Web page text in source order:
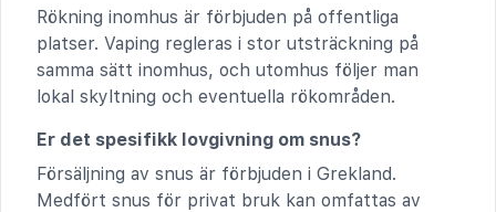
Rökning inomhus är förbjuden på offentliga
platser. Vaping regleras i stor utsträckning på
samma sätt inomhus, och utomhus följer man
lokal skyltning och eventuella rökområden.
Er det spesifikk lovgivning om snus?
Försäljning av snus är förbjuden i Grekland.
Medfört snus för privat bruk kan omfattas av